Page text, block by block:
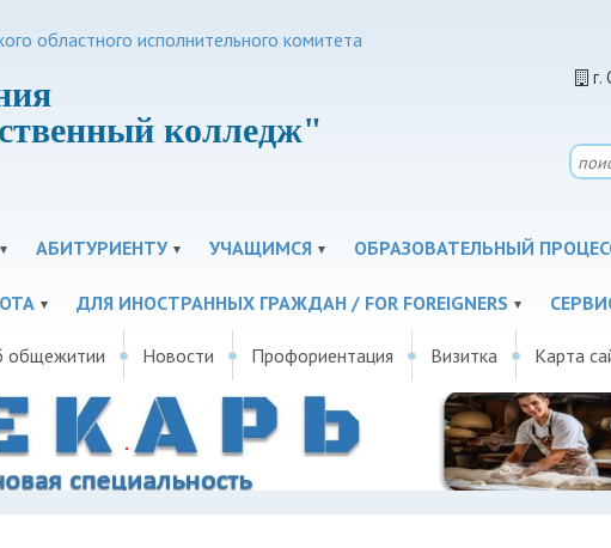
г.
областного исполнительного комитета
колледж"
АБИТУРИЕНТУ УЧАЩИМСЯ ОБРАЗОВАТЕЛЬНЫЙ
ДЛЯ ИНОСТРАННЫХ ГРАЖДАН / FOR FOREIGNERS
общежитии Новости Профориентация Визитка Карта
.